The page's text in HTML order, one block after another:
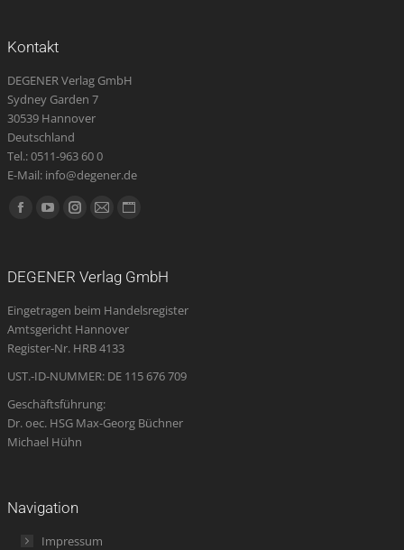
Kontakt
DEGENER Verlag GmbH
Sydney Garden 7
30539 Hannover
Deutschland
Tel.: 0511-963 60 0
E-Mail: info@degener.de
Finden Sie uns auf:
Facebook
new
window
YouTube
new
window
Instagram
new
window
E-
opens
in
new
Website
new
DEGENER Verlag GmbH
Eingetragen beim Handelsregister
Amtsgericht Hannover
Register-Nr. HRB 4133
UST.-ID-NUMMER: DE 115 676 709
Geschäftsführung:
Dr. oec. HSG Max-Georg Büchner
Michael Hühn
Navigation
Impressum